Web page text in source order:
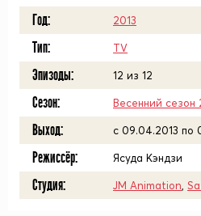
Год: 2013
Тип: TV
Эпизоды: 12 из 12
Сезон: Весенний сезон
Выход: c 09.04.2013 по
Режиссёр: Ясуда Кэндзи
Студия: JM Animation